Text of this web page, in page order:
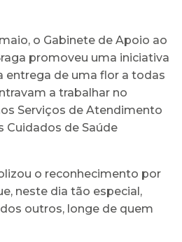
o Gabinete de Apoio ao
promoveu uma iniciativa
entrega de uma flor a todas
a trabalhar no
Serviços de Atendimento
Cuidados de Saúde
o reconhecimento por
neste dia tão especial,
outros, longe de quem